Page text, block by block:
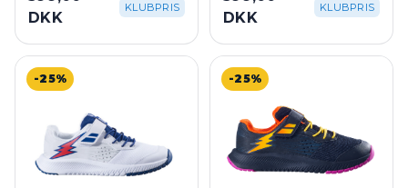
DKK
KLUBPRIS
DKK
KLUBPRIS
-25% -25%